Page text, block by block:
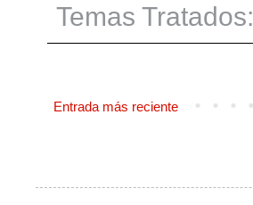
Temas Tratados:
Entrada más reciente